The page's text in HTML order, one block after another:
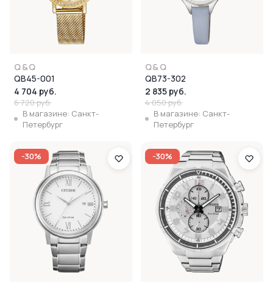
Q&Q
QB45-001
4 704 руб.
6 720 руб.
В магазине: Санкт-
Петербург
Q&Q
QB73-302
2 835 руб.
4 050 руб.
В магазине: Санкт-
Петербург
-30% -30%